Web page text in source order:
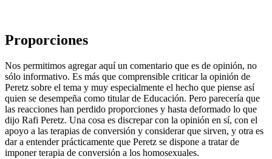
Proporciones
Nos permitimos agregar aquí un comentario que es de opinión, no
sólo informativo. Es más que comprensible criticar la opinión de
Peretz sobre el tema y muy especialmente el hecho que piense así
quien se desempeña como titular de Educación. Pero parecería que
las reacciones han perdido proporciones y hasta deformado lo que
dijo Rafi Peretz. Una cosa es discrepar con la opinión en sí, con el
apoyo a las terapias de conversión y considerar que sirven, y otra es
dar a entender prácticamente que Peretz se dispone a tratar de
imponer terapia de conversión a los homosexuales.